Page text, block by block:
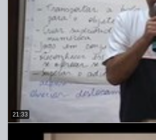
21:33